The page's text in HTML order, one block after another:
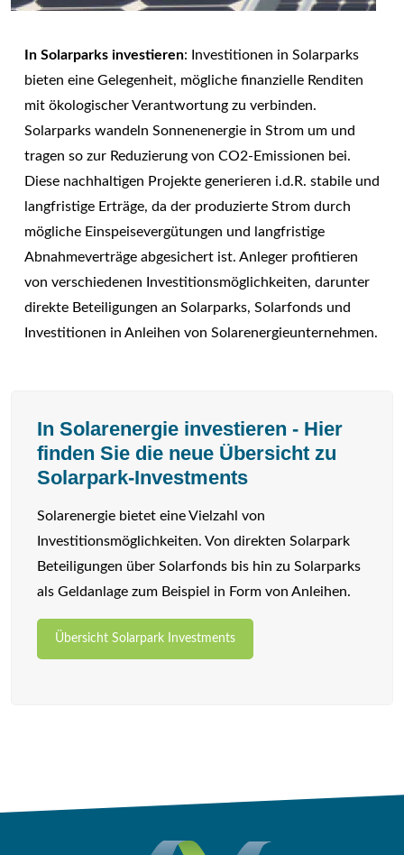
In Solarparks investieren: Investitionen in Solarparks
bieten eine Gelegenheit, mögliche finanzielle Renditen
mit ökologischer Verantwortung zu verbinden.
Solarparks wandeln Sonnenenergie in Strom um und
tragen so zur Reduzierung von CO2-Emissionen bei.
Diese nachhaltigen Projekte generieren i.d.R. stabile und
langfristige Erträge, da der produzierte Strom durch
mögliche Einspeisevergütungen und langfristige
Abnahmeverträge abgesichert ist. Anleger profitieren
von verschiedenen Investitionsmöglichkeiten, darunter
direkte Beteiligungen an Solarparks, Solarfonds und
Investitionen in Anleihen von Solarenergieunternehmen.
In Solarenergie investieren - Hier
finden Sie die neue Übersicht zu
Solarpark-Investments
Solarenergie bietet eine Vielzahl von
Investitionsmöglichkeiten. Von direkten Solarpark
Beteiligungen über Solarfonds bis hin zu Solarparks
als Geldanlage zum Beispiel in Form von Anleihen.
Übersicht Solarpark Investments